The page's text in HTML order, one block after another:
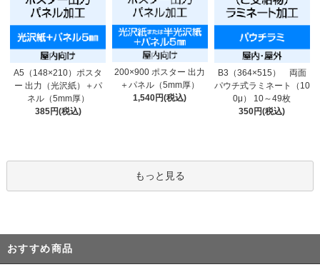
A5（148×210）ポスタ
ー 出力（光沢紙）＋パ
ネル（5mm厚）
385円(税込)
200×900 ポスター 出力
＋パネル（5mm厚）
1,540円(税込)
B3（364×515） 両面
パウチ式ラミネート（10
0μ） 10～49枚
350円(税込)
もっと見る
おすすめ商品